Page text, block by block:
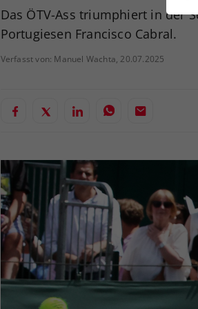
Das ÖTV-Ass triumphiert in der
Portugiesen Francisco Cabral.
Verfasst von: Manuel Wachta, 20.07.2025